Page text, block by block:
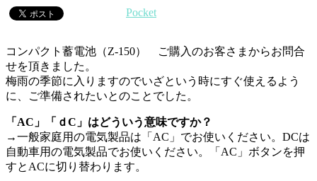
Pocket
コンパクト蓄電池（Z-150） ご購入のお客さまからお問合
せを頂きました。
梅雨の季節に入りますのでいざという時にすぐ使えるよう
に、ご準備されたいとのことでした。
「AC」「ｄC」はどういう意味ですか？
→一般家庭用の電気製品は「AC」でお使いください。DCは
自動車用の電気製品でお使いください。「AC」ボタンを押
すとACに切り替わります。